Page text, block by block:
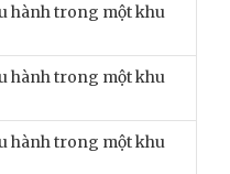
hành trong một khu
hành trong một khu
hành trong một khu